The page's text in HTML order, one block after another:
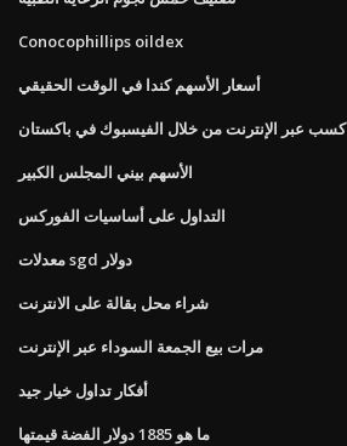
Conocophillips oildex
أسعار الأسهم كندا في الوقت الحقيقي
كسب عبر الإنترنت من خلال الفيسبوك في باكستان
الأسهم بيني المجلس الكبير
التداول على أساسيات الفوركس
معدلات sgd دولار
شراء محل بقالة على الانترنت
مرات بيع الجمعة السوداء عبر الإنترنت
أفكار تداول خيار جيد
ما هو 1885 دولار الفضة قيمتها